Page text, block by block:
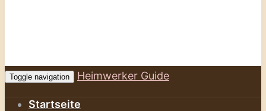
Toggle navigation Heimwerker Guide
Startseite